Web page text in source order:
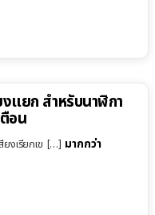
แยก สำหรับนาฬิกา
อน
ยงเรียกเข […] มากกว่า